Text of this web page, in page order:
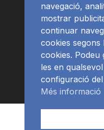
navegació,
mostrar
continuar
cookies segons
cookies. Podeu
les en
configuració
Més informació